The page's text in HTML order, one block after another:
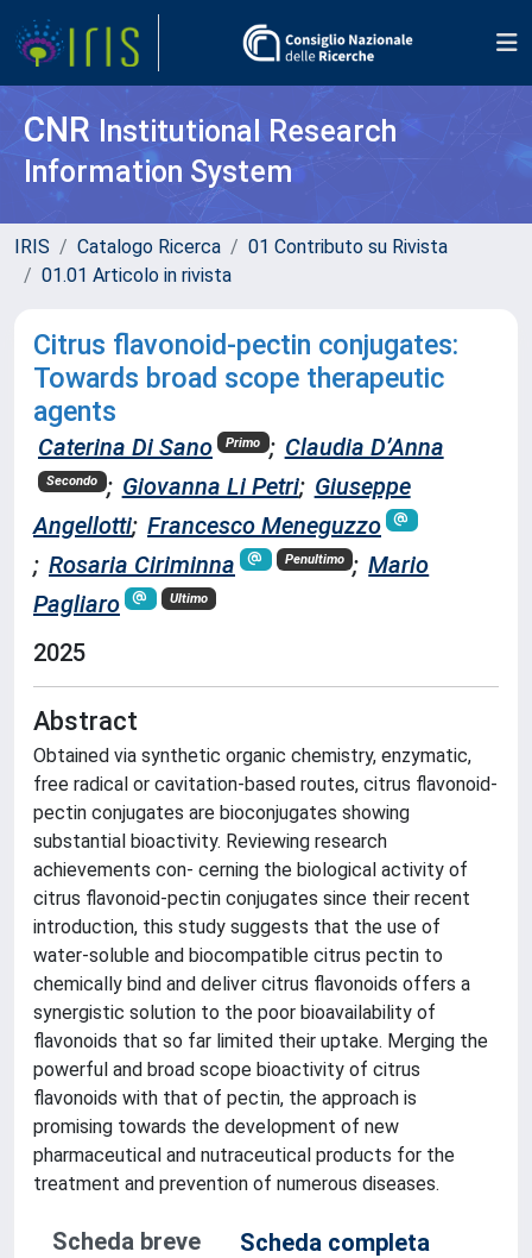
CNR Institutional Research
Information System
IRIS Catalogo Ricerca
01 Contributo su Rivista
01.01 Articolo in rivista
Citrus flavonoid-pectin conjugates:
Towards broad scope therapeutic
agents
Caterina Di Sano Primo ; Claudia D’Anna
Secondo ; Giovanna Li Petri; Giuseppe
Angellotti; Francesco Meneguzzo
; Rosaria Ciriminna Penultimo ; Mario
Pagliaro
Ultimo
2025
Abstract
Obtained via synthetic organic chemistry, enzymatic,
free radical or cavitation-based routes, citrus flavonoid-
pectin conjugates are bioconjugates showing
substantial bioactivity. Reviewing research
achievements con- cerning the biological activity of
citrus flavonoid-pectin conjugates since their recent
introduction, this study suggests that the use of
water-soluble and biocompatible citrus pectin to
chemically bind and deliver citrus flavonoids offers a
synergistic solution to the poor bioavailability of
flavonoids that so far limited their uptake. Merging the
powerful and broad scope bioactivity of citrus
flavonoids with that of pectin, the approach is
promising towards the development of new
pharmaceutical and nutraceutical products for the
treatment and prevention of numerous diseases.
Scheda breve
Scheda completa